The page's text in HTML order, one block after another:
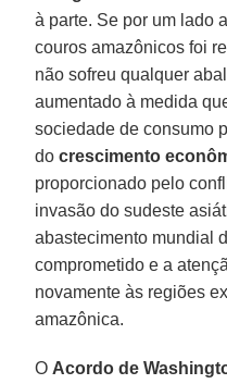
à parte. Se por um lado
couros amazônicos foi
não sofreu qualquer
aumentado à medida
sociedade de consumo
docrescimento
proporcionado pelo
invasão do sudeste
abastecimento mundial
comprometido e a
novamente às regiões
amazônica.
O Acordo de